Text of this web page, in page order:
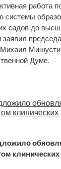
работа
системы
садов до
Думе.